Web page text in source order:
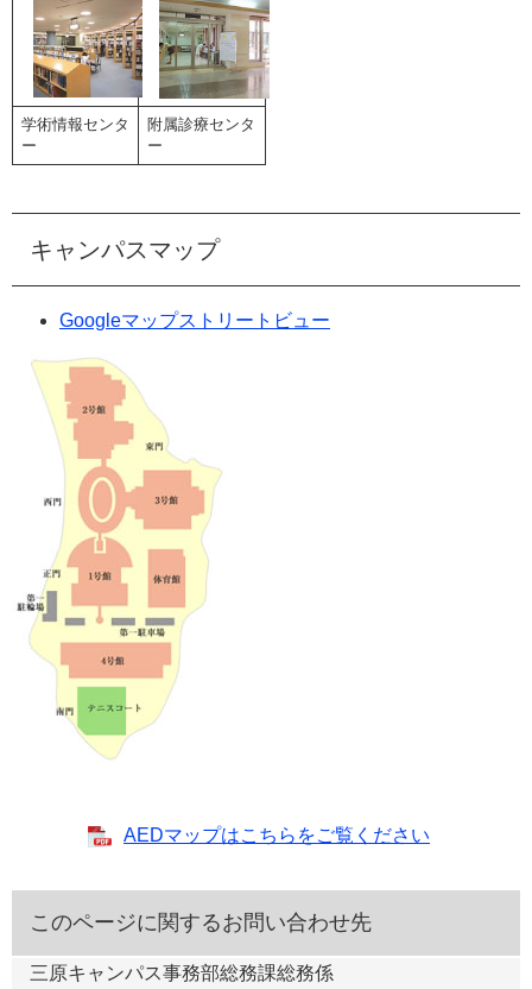
学術情報センタ
ー
附属診療センタ
ー
キャンパスマップ
Googleマップストリートビュー
AEDマップはこちらをご覧ください
このページに関するお問い合わせ先
三原キャンパス事務部総務課総務係